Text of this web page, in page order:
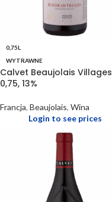
0,75L
WYTRAWNE
Calvet Beaujolais Villages
0,75, 13%
Francja, Beaujolais, Wina
Login to see prices